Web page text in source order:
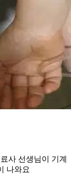
사 선생님이 기계
나와요